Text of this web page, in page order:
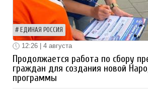
ЕДИНАЯ РОССИЯ
12:26 | 4 августа
Продолжается работа по сбору
граждан для создания новой
программы